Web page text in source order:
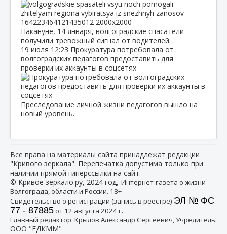
Накануне, 14 января, волгоградские спасатели
получили тревожный сигнал от водителей…
19 июля 12:23 Прокуратура потребовала от
волгоградских педагогов предоставить для
проверки их аккаунты в соцсетях
Преследование личной жизни педагогов вышло на
новый уровень.
Все права на материалы сайта принадлежат редакции
"Кривого зеркала". Перепечатка допустима только при
наличии прямой гиперссылки на сайт.
© Кривое зеркало.ру, 2024 год, Интернет-газета о жизни
Волгограда, области и России. 18+
Свидетельство о регистрации (запись в реестре) ЭЛ № ФС
77 - 87885от 12 августа 2024 г.
Главный редактор: Крылов Александр Сергеевич, Учредитель:
ООО "ЕДКММ"